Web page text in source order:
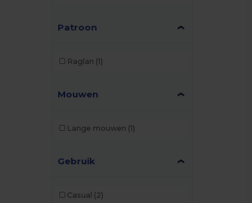
Patroon
Raglan (1)
Mouwen
Lange mouwen (1)
Gebruik
Casual (2)